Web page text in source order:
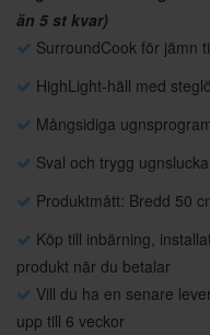
än 5 st kvar)
SurroundCook för jämn
HighLight-häll med
Mångsidiga
Sval och trygg ugnslucka
Produktmått: Bredd 50
Köp till inbärning,
produkt när du betalar
Vill du ha en senare
upp till 6 veckor